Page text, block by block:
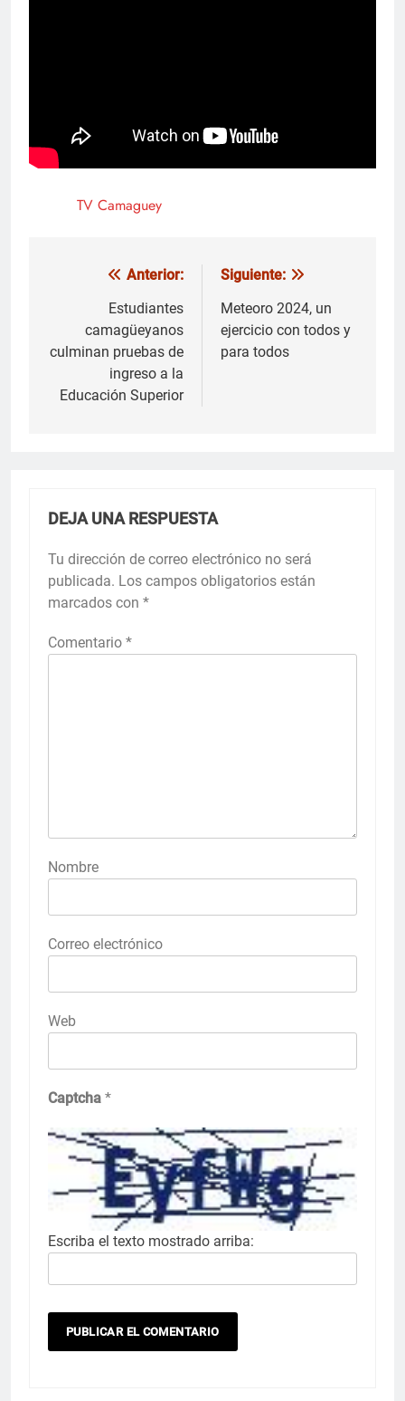
TV Camaguey
Navegación
entradas
Anterior:
Estudiantes
camagüeyanos
culminan pruebas de
ingreso a la
Educación Superior
Siguiente:
Meteoro 2024, un
ejercicio con todos y
para todos
DEJA UNA RESPUESTA
Tu dirección de correo electrónico no será
publicada. Los campos obligatorios están
marcados con *
Comentario *
Nombre
Correo electrónico
Web
Captcha *
Escriba el texto mostrado arriba: